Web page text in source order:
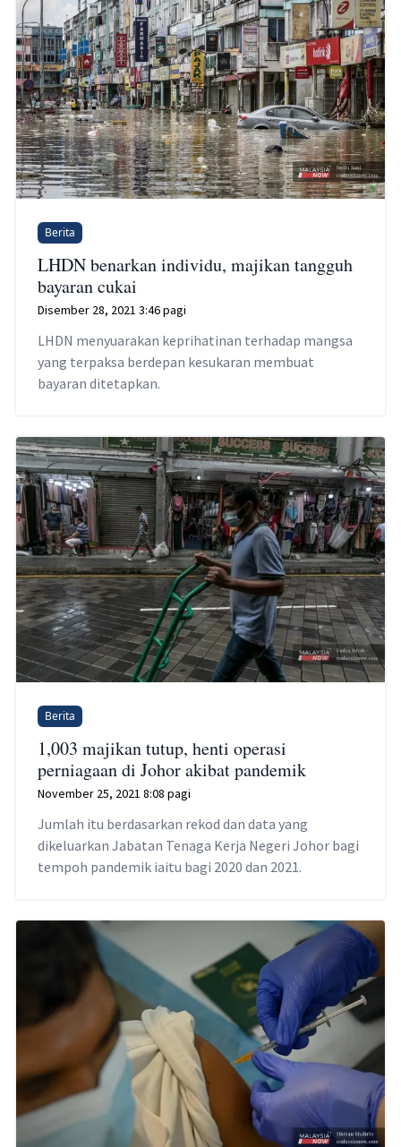
Berita
LHDN benarkan individu, majikan tangguh
bayaran cukai
Disember 28, 2021 3:46 pagi
LHDN menyuarakan keprihatinan terhadap mangsa
yang terpaksa berdepan kesukaran membuat
bayaran ditetapkan.
Berita
1,003 majikan tutup, henti operasi
perniagaan di Johor akibat pandemik
November 25, 2021 8:08 pagi
Jumlah itu berdasarkan rekod dan data yang
dikeluarkan Jabatan Tenaga Kerja Negeri Johor bagi
tempoh pandemik iaitu bagi 2020 dan 2021.